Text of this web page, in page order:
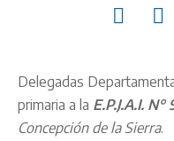
Delegadas
primaria a la E.P.J.A.I. N°
Concepción de la Sierra.